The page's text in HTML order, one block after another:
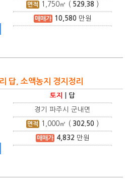
면적 1,750㎡ ( 529.38 )
매매가 10,580만원
답, 소액농지 경지정리
토지 답
경기 파주시 군내면
면적 1,000㎡ ( 302.50 )
매매가 4,832 만원